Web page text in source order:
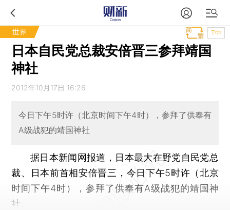
世界 T中
日本自民党总裁安倍晋三参拜靖国
神社
2012年10月17日 16:26
今日下午5时许（北京时间下午4时），参拜了供奉有
A级战犯的靖国神社
据日本新闻网报道，日本最大在野党自民党总
裁、日本前首相安倍晋三，今日下午5时许（北京
时间下午4时），参拜了供奉有A级战犯的靖国神
社。